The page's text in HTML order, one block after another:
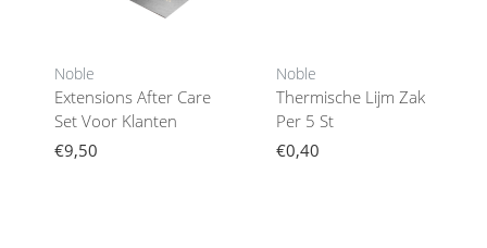
Noble
Extensions After Care
Set Voor Klanten
€9,50
Noble
Thermische Lijm Zak
Per 5 St
€0,40